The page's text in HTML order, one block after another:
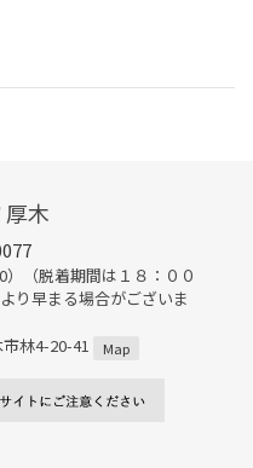
厚木
（脱着期間は１８：００
り早まる場合がございま
林4-20-41
Map